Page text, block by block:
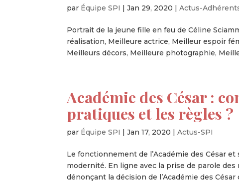
par Équipe SPI |Jan 29, 2020 |Actus-
Portrait de la jeune fille en feu de Céline
réalisation, Meilleure actrice, Meilleur espoir
Meilleurs décors, Meilleure photographie,
Académie des César :
pratiques et les règles ?
par Équipe SPI |Jan 17, 2020 |Actus-SPI
Le fonctionnement de l’Académie des César
modernité. En ligne avec la prise de parole
dénonçant la décision de l’Académie des César